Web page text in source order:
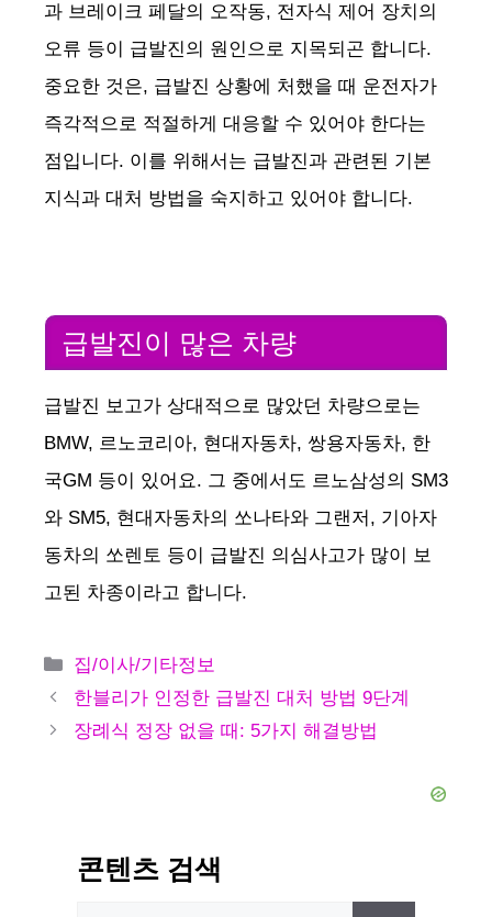
과 브레이크 페달의 오작동, 전자식 제어 장치의
오류 등이 급발진의 원인으로 지목되곤 합니다.
중요한 것은, 급발진 상황에 처했을 때 운전자가
즉각적으로 적절하게 대응할 수 있어야 한다는
점입니다. 이를 위해서는 급발진과 관련된 기본
지식과 대처 방법을 숙지하고 있어야 합니다.
급발진이 많은 차량
급발진 보고가 상대적으로 많았던 차량으로는
BMW, 르노코리아, 현대자동차, 쌍용자동차, 한
국GM 등이 있어요. 그 중에서도 르노삼성의 SM3
와 SM5, 현대자동차의 쏘나타와 그랜저, 기아자
동차의 쏘렌토 등이 급발진 의심사고가 많이 보
고된 차종이라고 합니다.
카
테
리
집/이사/기타정보
한블리가 인정한 급발진 대처 방법 9단계
장례식 정장 없을 때: 5가지 해결방법
콘텐츠 검색